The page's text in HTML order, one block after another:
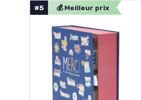
#5 💰 Meilleur prix